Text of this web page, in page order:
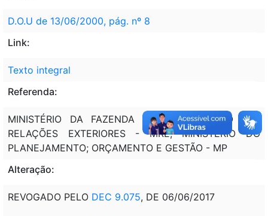
D.O.U de 13/06/2000, pág. nº 8
Link:
Texto integral
Referenda:
MINISTÉRIO DA FAZENDA - MF; MINISTÉRIO DAS
RELAÇÕES EXTERIORES - MRE; MINISTÉRIO DO
PLANEJAMENTO; ORÇAMENTO E GESTÃO - MP
Alteração:
REVOGADO PELO DEC 9.075, DE 06/06/2017